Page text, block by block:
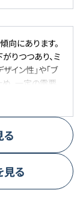
向にあります。
りつつあり、ミ
イン性」や「ブ
、一定の需要
ーワークスなど
ドなグレード
、想定より安
入車特有の「メ
後も「高リセー
や人気がある
る